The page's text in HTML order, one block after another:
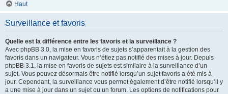
Haut
Surveillance et favoris
Quelle est la différence entre les favoris et la surveillance ?
Avec phpBB 3.0, la mise en favoris de sujets s’apparentait à la gestion des
favoris dans un navigateur. Vous n’étiez pas notifié des mises à jour. Depuis
phpBB 3.1, la mise en favoris de sujets est similaire à la surveillance d’un
sujet. Vous pouvez désormais être notifié lorsqu’un sujet favoris a été mis à
jour. Cependant, la surveillance vous permet également d’être notifié lorsqu’il y
a une mise à jour dans un sujet ou un forum. Les options de notifications pour